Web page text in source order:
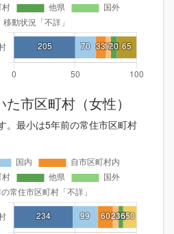
市区町村（女性）
。最小は5年前の常住市区町村